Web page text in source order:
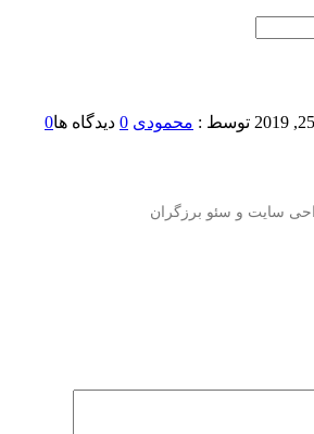
توسط : محمودی 0 دیدگاه ها0